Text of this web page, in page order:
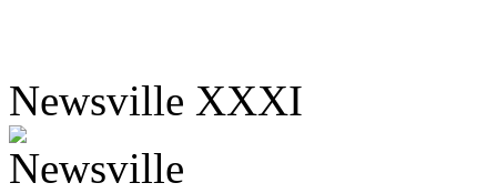
Newsville XXXI